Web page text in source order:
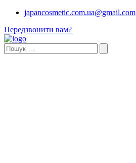
japancosmetic.com.ua@gmail.com
Передзвонити вам?